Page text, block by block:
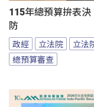
115年總預算拚表
防
政經 立法院
立法
總預算審查